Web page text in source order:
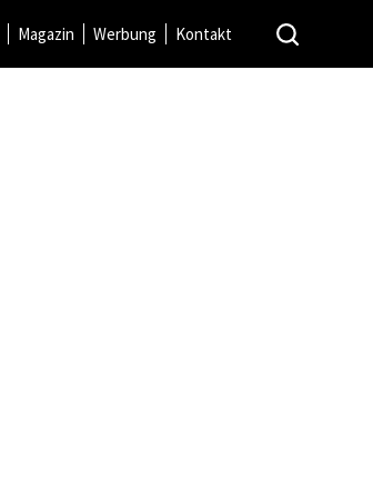
Magazin Werbung Kontakt